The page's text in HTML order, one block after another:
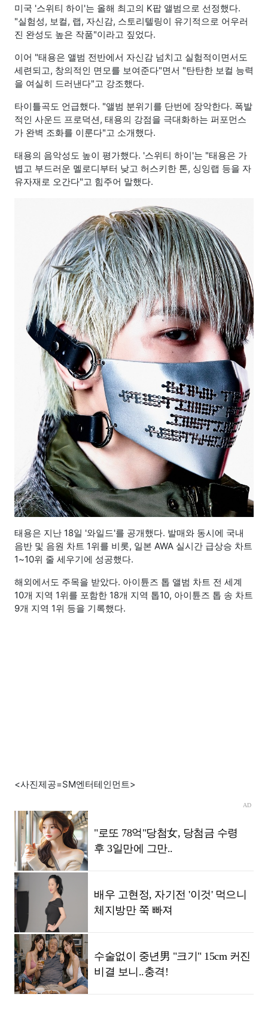
미국 '스위티 하이'는 올해 최고의 K팝 앨범으로 선정했다.
"실험성, 보컬, 랩, 자신감, 스토리텔링이 유기적으로 어우러
진 완성도 높은 작품"이라고 짚었다.
이어 "태용은 앨범 전반에서 자신감 넘치고 실험적이면서도
세련되고, 창의적인 면모를 보여준다"면서 "탄탄한 보컬 능력
을 여실히 드러낸다"고 강조했다.
타이틀곡도 언급했다. "앨범 분위기를 단번에 장악한다. 폭발
적인 사운드 프로덕션, 태용의 강점을 극대화하는 퍼포먼스
가 완벽 조화를 이룬다"고 소개했다.
태용의 음악성도 높이 평가했다. '스위티 하이'는 "태용은 가
볍고 부드러운 멜로디부터 낮고 허스키한 톤, 싱잉랩 등을 자
유자재로 오간다"고 힘주어 말했다.
태용은 지난 18일 '와일드'를 공개했다. 발매와 동시에 국내
음반 및 음원 차트 1위를 비롯, 일본 AWA 실시간 급상승 차트
1~10위 줄 세우기에 성공했다.
해외에서도 주목을 받았다. 아이튠즈 톱 앨범 차트 전 세계
10개 지역 1위를 포함한 18개 지역 톱10, 아이튠즈 톱 송 차트
9개 지역 1위 등을 기록했다.
<사진제공=SM엔터테인먼트>